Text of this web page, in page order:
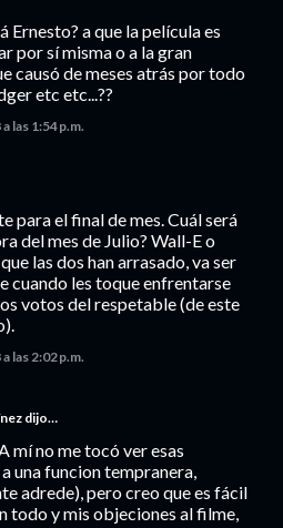
Ernesto? a que la película es
por sí misma o a la gran
causó de meses atrás por todo
etc etc...??
las 1:54 p.m.
para el final de mes. Cuál será
del mes de Julio? Wall-E o
las dos han arrasado, va ser
cuando les toque enfrentarse
votos del respetable (de este
las 2:02 p.m.
dijo…
mí no me tocó ver esas
una funcion tempranera,
adrede), pero creo que es fácil
todo y mis objeciones al filme,